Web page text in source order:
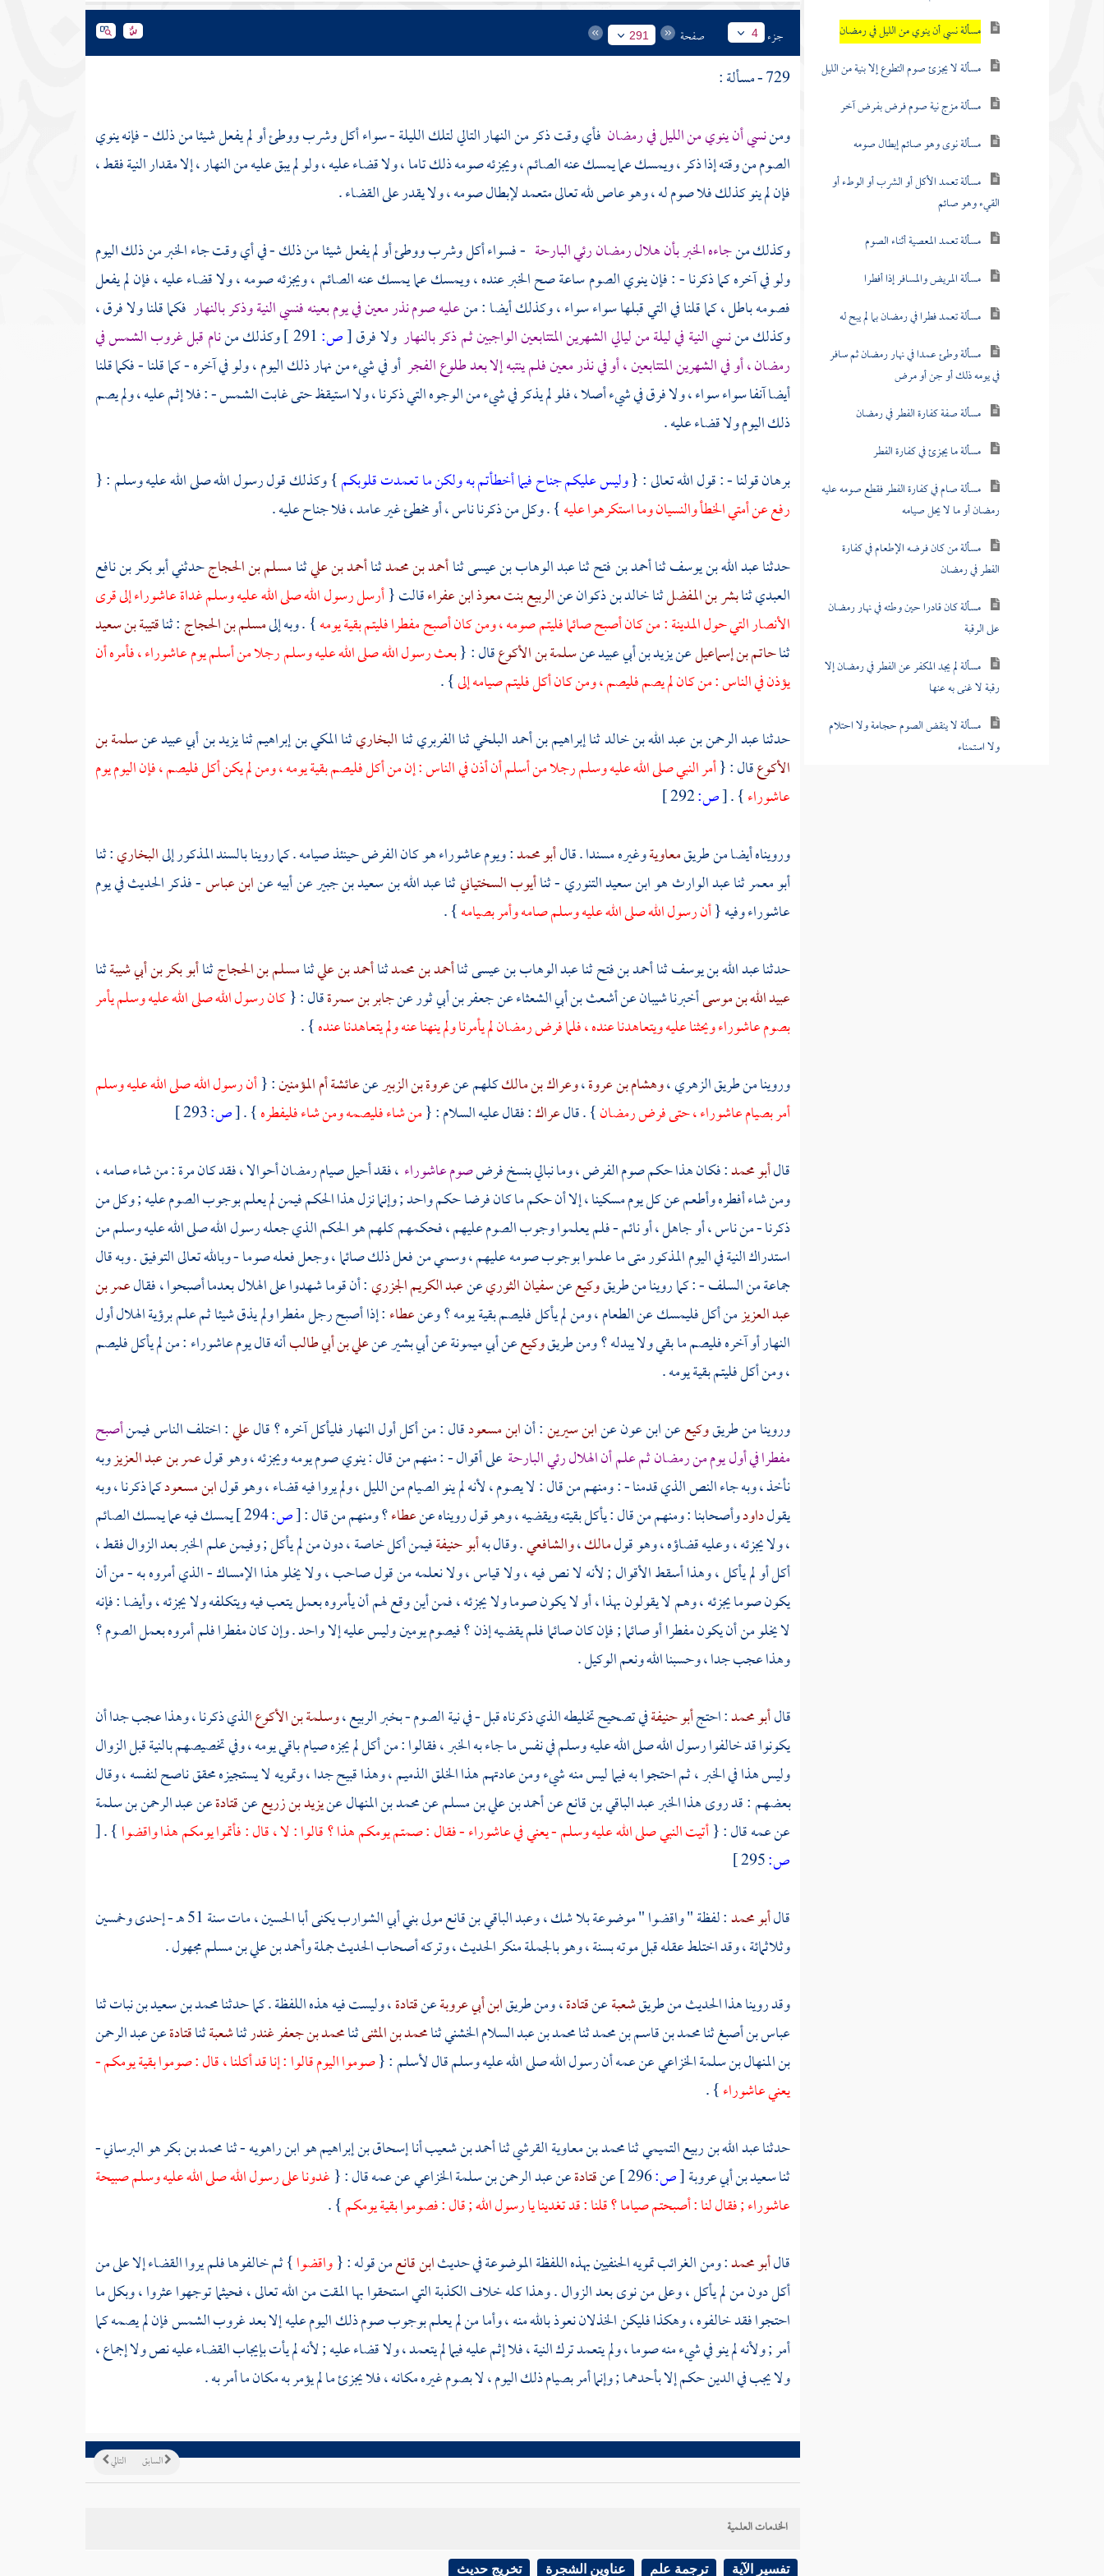
مسألة نسي أن ينوي من الليل في رمضان
مسألة لا يجزئ صوم التطوع إلا بنية من الليل
مسألة مزج نية صوم فرض بفرض آخر
مسألة نوى وهو صائم إبطال صومه
مسألة تعمد الأكل أو الشرب أو الوطء أو
القيء وهو صائم
مسألة تعمد المعصية أثناء الصوم
مسألة المريض والمسافر إذا أفطرا
مسألة تعمد فطرا في رمضان بما لم يبح له
مسألة وطئ عمدا في نهار رمضان ثم سافر
في يومه ذلك أو جن أو مرض
مسألة صفة كفارة الفطر في رمضان
مسألة ما يجزئ في كفارة الفطر
مسألة صام في كفارة الفطر فقطع صومه عليه
رمضان أو ما لا يحل صيامه
مسألة من كان فرضه الإطعام في كفارة
الفطر في رمضان
مسألة كان قادرا حين وطئه في نهار رمضان
على الرقبة
مسألة لم يجد المكفر عن الفطر في رمضان إلا
رقبة لا غنى به عنها
مسألة لا ينقض الصوم حجامة ولا احتلام
ولا استمناء
جزء 4 صفحة 291
729 - مسألة :
ومننسي أن ينوي من الليل في رمضان فأي وقت ذكر من النهار التالي لتلك الليلة - سواء أكل وشرب ووطئ أو لم يفعل شيئا من ذلك - فإنه ينوي
الصوم من وقته إذا ذكر ، ويمسك عما يمسك عنه الصائم ، ويجزئه صومه ذلك تاما ، ولا قضاء عليه ، ولو لم يبق عليه من النهار ، إلا مقدار النية فقط ،
فإن لم ينو كذلك فلا صوم له ، وهو عاص لله تعالى متعمد لإبطال صومه ، ولا يقدر على القضاء .
وكذلك منجاءه الخبر بأن هلال رمضان رئي البارحة - فسواء أكل وشرب ووطئ أو لم يفعل شيئا من ذلك - في أي وقت جاء الخبر من ذلك اليوم
ولو في آخره كما ذكرنا - : فإن ينوي الصوم ساعة صح الخبر عنده ، ويمسك عما يمسك عنه الصائم ، ويجزئه صومه ، ولا قضاء عليه ، فإن لم يفعل
فصومه باطل ، كما قلنا في التي قبلها سواء سواء ، وكذلك أيضا : منعليه صوم نذر معين في يوم بعينه فنسي النية وذكر بالنهار فكما قلنا ولا فرق ،
وكذلك مننسي النية في ليلة من ليالي الشهرين المتتابعين الواجبين ثم ذكر بالنهار ولا فرق[ص: وكذلك مننام قبل غروب الشمس في
رمضان ، أو في الشهرين المتتابعين ، أو في نذر معين فلم ينتبه إلا بعد طلوع الفجر أو في شيء من نهار ذلك اليوم ، ولو في آخره - كما قلنا - فكما قلنا
أيضا آنفا سواء سواء ، ولا فرق في شيء أصلا ، فلو لم يذكر في شيء من الوجوه التي ذكرنا ، ولا استيقظ حتى غابت الشمس - : فلا إثم عليه ، ولم يصم
ذلك اليوم ولا قضاء عليه .
برهان قولنا - : قول الله تعالى : {وليس عليكم جناح فيما أخطأتم به ولكن ما تعمدت قلوبكم} وكذلك قول رسول الله صلى الله عليه وسلم : {
رفع عن أمتي الخطأ والنسيان وما استكرهوا عليه} . وكل من ذكرنا ناس ، أو مخطئ غير عامد ، فلا جناح عليه .
حدثناعبد الله بن يوسفثناأحمد بن فتحثناعبد الوهاب بن عيسىثناأحمد بن محمدثناأحمد بن عليثنامسلم بن الحجاجحدثنيأبو بكر بن نافع
العبديثنابشر بن المفضلثناخالد بن ذكوانعنالربيع بنت معوذ ابن عفراءقالت {أرسل رسول الله صلى الله عليه وسلم غداة عاشوراء إلى قرى
الأنصارالتي حولالمدينة: من كان أصبح صائما فليتم صومه ، ومن كان أصبح مفطرا فليتم بقية يومه} . وبه إلىمسلم بن الحجاج: ثناقتيبة بن سعيد
ثناحاتم بن إسماعيلعنيزيد بن أبي عبيدعنسلمة بن الأكوعقال : {بعث رسول الله صلى الله عليه وسلم رجلا منأسلميوم عاشوراء ، فأمره أن
يؤذن في الناس : من كان لم يصم فليصم ، ومن كان أكل فليتم صيامه إلى} .
حدثناعبد الرحمن بن عبد الله بن خالدثناإبراهيم بن أحمد البلخيثناالفربريثناالبخاريثناالمكي بن إبراهيمثنايزيد بن أبي عبيدعنسلمة بن
الأكوعقال : {أمر النبي صلى الله عليه وسلم رجلا منأسلمأن أذن في الناس : إن من أكل فليصم بقية يومه ، ومن لم يكن أكل فليصم ، فإن اليوم يوم
عاشوراء} .
[ص:
ورويناه أيضا من طريقمعاويةوغيره مسندا . قالأبو محمد: ويوم عاشوراء هو كان الفرض حينئذ صيامه . كما روينا بالسند المذكور إلىالبخاري: ثنا
أبو معمرثناعبد الوارث هو ابن سعيد التنوري- ثناأيوب السختيانيثناعبد الله بن سعيد بن جبيرعن أبيه عنابن عباس- فذكر الحديث في يوم
عاشوراء وفيه {أن رسول الله صلى الله عليه وسلم صامه وأمر بصيامه} .
حدثناعبد الله بن يوسفثناأحمد بن فتحثناعبد الوهاب بن عيسىثناأحمد بن محمدثناأحمد بن عليثنامسلم بن الحجاجثناأبو بكر بن أبي شيبةثنا
عبيد الله بن موسىأخبرناشيبانعنأشعث بن أبي الشعثاءعنجعفر بن أبي ثورعنجابر بن سمرةقال : {كان رسول الله صلى الله عليه وسلم يأمر
بصوم عاشوراء ويحثنا عليه ويتعاهدنا عنده ، فلما فرض رمضان لم يأمرنا ولم ينهنا عنه ولم يتعاهدنا عنده} .
وروينا من طريقالزهري،وهشام بن عروة،وعراك بن مالككلهم عنعروة بن الزبيرعنعائشة أم المؤمنين: {أن رسول الله صلى الله عليه وسلم
أمر بصيام عاشوراء ، حتى فرض رمضان} . قالعراك: فقال عليه السلام : {من شاء فليصمه ومن شاء فليفطره} .
[ص:
قالأبو محمد: فكان هذا حكم صوم الفرض ، وما نبالي بنسخ فرضصوم عاشوراء ، فقد أحيل صيام رمضان أحوالا ، فقد كان مرة : من شاء صامه ،
ومن شاء أفطره وأطعم عن كل يوم مسكينا ، إلا أن حكم ما كان فرضا حكم واحد ; وإنما نزل هذا الحكم فيمن لم يعلم بوجوب الصوم عليه ; وكل من
ذكرنا - من ناس ، أو جاهل ، أو نائم - فلم يعلموا وجوب الصوم عليهم ، فحكمهم كلهم هو الحكم الذي جعله رسول الله صلى الله عليه وسلم من
استدراك النية في اليوم المذكور متى ما علموا بوجوب صومه عليهم ، وسمي من فعل ذلك صائما ، وجعل فعله صوما - وبالله تعالى التوفيق . وبه قال
جماعة من السلف - : كما روينا من طريقوكيععنسفيان الثوريعنعبد الكريم الجزري: أن قوما شهدوا على الهلال بعدما أصبحوا ، فقالعمر بن
عبد العزيزمن أكل فليمسك عن الطعام ، ومن لم يأكل فليصم بقية يومه ؟ وعنعطاء: إذا أصبح رجل مفطرا ولم يذق شيئا ثم علم برؤية الهلال أول
النهار أو آخره فليصم ما بقي ولا يبدله ؟ ومن طريقوكيععنأبي ميمونةعنأبي بشيرعنعلي بن أبي طالبأنه قال يوم عاشوراء : من لم يأكل فليصم
، ومن أكل فليتم بقية يومه .
وروينا من طريقوكيععنابن عونعنابن سيرين: أنابن مسعودقال : من أكل أول النهار فليأكل آخره ؟ قالعلي: اختلف الناس فيمنأصبح
مفطرا في أول يوم من رمضان ثم علم أن الهلال رئي البارحة على أقوال - : منهم من قال : ينوي صوم يومه ويجزئه ، وهو قولعمر بن عبد العزيزوبه
نأخذ ، وبه جاء النص الذي قدمنا - : ومنهم من قال : لا يصوم ، لأنه لم ينو الصيام من الليل ، ولم يروا فيه قضاء ، وهو قولابن مسعودكما ذكرنا ، وبه
يقولداودوأصحابنا : ومنهم من قال : يأكل بقيته ويقضيه ، وهو قول رويناه عنعطاء؟ ومنهم من قال :[ص:294 ]
يمسك فيه عما يمسك الصائم
، ولا يجزئه ، وعليه قضاؤه ، وهو قولمالك،والشافعي. وقال بهأبو حنيفةفيمن أكل خاصة ، دون من لم يأكل ; وفيمن علم الخبر بعد الزوال فقط ،
أكل أو لم يأكل ، وهذا أسقط الأقوال ; لأنه لا نص فيه ، ولا قياس ، ولا نعلمه من قول صاحب ، ولا يخلو هذا الإمساك - الذي أمروه به - من أن
يكون صوما يجزئه ، وهم لا يقولون بهذا ، أو لا يكون صوما ولا يجزئه ، فمن أين وقع لهم أن يأمروه بعمل يتعب فيه ويتكلفه ولا يجزئه ، وأيضا : فإنه
لا يخلو من أن يكون مفطرا أو صائما ; فإن كان صائما فلم يقضيه إذن ؟ فيصوم يومين وليس عليه إلا واحد . وإن كان مفطرا فلم أمروه بعمل الصوم ؟
وهذا عجب جدا ، وحسبنا الله ونعم الوكيل .
قالأبو محمد: احتجأبو حنيفةفي تصحيح تخليطه الذي ذكرناه قبل - في نية الصوم - بخبرالربيع،وسلمة بن الأكوعالذي ذكرنا ، وهذا عجب جدا أن
يكونوا قد خالفوا رسول الله صلى الله عليه وسلم في نفس ما جاء به الخبر ، فقالوا : من أكل لم يجزه صيام باقي يومه ، وفي تخصيصهم بالنية قبل الزوال
وليس هذا في الخبر ، ثم احتجوا به فيما ليس منه شيء ومن عادتهم هذا الخلق الذميم ، وهذا قبيح جدا ، وتمويه لا يستجيزه محقق ناصح لنفسه ، وقال
بعضهم : قد روى هذا الخبرعبد الباقي بن قانععنأحمد بن علي بن مسلمعنمحمد بن المنهالعنيزيد بن زريععنقتادةعنعبد الرحمن بن سلمة
عن عمه قال : {أتيت النبي صلى الله عليه وسلم - يعني في عاشوراء - فقال : صمتم يومكم هذا ؟ قالوا : لا ، قال : فأتموا يومكم هذا واقضوا} .
[
ص:
قالأبو محمد: لفظة " واقضوا " موضوعة بلا شك ،وعبد الباقي بن قانع مولى بني أبي الشوارب يكنى أبا الحسين
، مات سنة 51 هـ - إحدى وخمسين
وثلاثمائة ، وقد اختلط عقله قبل موته بسنة ، وهو بالجملة منكر الحديث ، وتركه أصحاب الحديث جملةوأحمد بن علي بن مسلممجهول .
وقد روينا هذا الحديث من طريقشعبةعنقتادة، ومن طريقابن أبي عروبةعنقتادة، وليست فيه هذه اللفظة . كما حدثنامحمد بن سعيد بن نباتثنا
عباس بن أصبغثنامحمد بن قاسم بن محمدثنامحمد بن عبد السلام الخشنيثنامحمد بن المثنىثنامحمد بن جعفر غندرثناشعبةثناقتادةعنعبد الرحمن
بن المنهال بن سلمة الخزاعيعن عمه أن رسول الله صلى الله عليه وسلم قاللأسلم: {صوموا اليوم قالوا : إنا قد أكلنا ، قال : صوموا بقية يومكم -
يعني عاشوراء} .
حدثناعبد الله بن ربيع التميميثنامحمد بن معاوية القرشيثناأحمد بن شعيبأناإسحاق بن إبراهيم هو ابن راهويه- ثنامحمد بن بكر هو البرساني-
ثناسعيد بن أبي عروبة[ص:296 ] عنقتادةعنعبد الرحمن بن سلمة الخزاعيعن عمه قال : {غدونا على رسول الله صلى الله عليه وسلم صبيحة
عاشوراء ; فقال لنا : أصبحتم صياما ؟ قلنا : قد تغدينا يا رسول الله ; قال : فصوموا بقية يومكم} .
قالأبو محمد: ومن الغرائب تمويه الحنفيين بهذه اللفظة الموضوعة في حديثابن قانعمن قوله : {واقضوا} ثم خالفوها فلم يروا القضاء إلا على من
أكل دون من لم يأكل ، وعلى من نوى بعد الزوال . وهذا كله خلاف الكذبة التي استحقوا بها المقت من الله تعالى ، فحيثما توجهوا عثروا ، وبكل ما
احتجوا فقد خالفوه ، وهكذا فليكن الخذلان نعوذ بالله منه ، وأما من لم يعلم بوجوب صوم ذلك اليوم عليه إلا بعد غروب الشمس فإن لم يصمه كما
أمر ; ولأنه لم ينو في شيء منه صوما ، ولم يتعمد ترك النية ، فلا إثم عليه فيما لم يتعمد ، ولا قضاء عليه ; لأنه لم يأت بإيجاب القضاء عليه نص ولا إجماع ،
ولا يجب في الدين حكم إلا بأحدهما ; وإنما أمر بصيام ذلك اليوم ، لا بصوم غيره مكانه ، فلا يجزئ ما لم يؤمر به مكان ما أمر به .
التالي السابق
الخدمات العلمية
تفسير الآية ترجمة علم عناوين الشجرة تخريج حديث